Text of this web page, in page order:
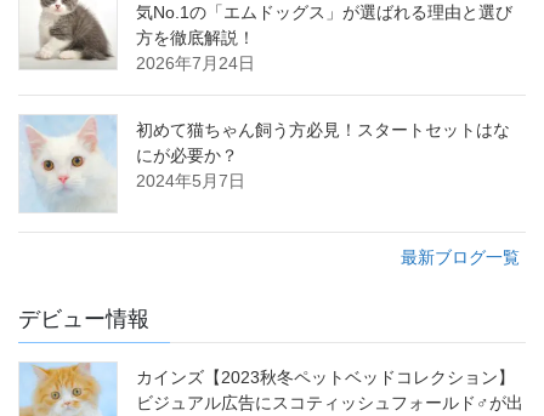
気No.1の「エムドッグス」が選ばれる理由と選び
方を徹底解説！
2026年7月24日
初めて猫ちゃん飼う方必見！スタートセットはな
にが必要か？
2024年5月7日
最新ブログ一覧
デビュー情報
カインズ【2023秋冬ペットベッドコレクション】
ビジュアル広告にスコティッシュフォールド♂が出